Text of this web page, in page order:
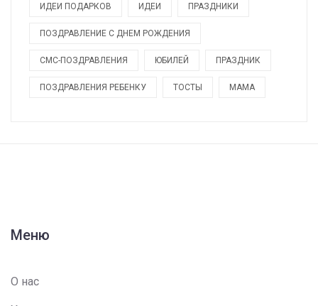
ИДЕИ ПОДАРКОВ ИДЕИ ПРАЗДНИКИ
ПОЗДРАВЛЕНИЕ С ДНЕМ РОЖДЕНИЯ
СМС-ПОЗДРАВЛЕНИЯ ЮБИЛЕЙ ПРАЗДНИК
ПОЗДРАВЛЕНИЯ РЕБЕНКУ ТОСТЫ МАМА
Меню
О нас